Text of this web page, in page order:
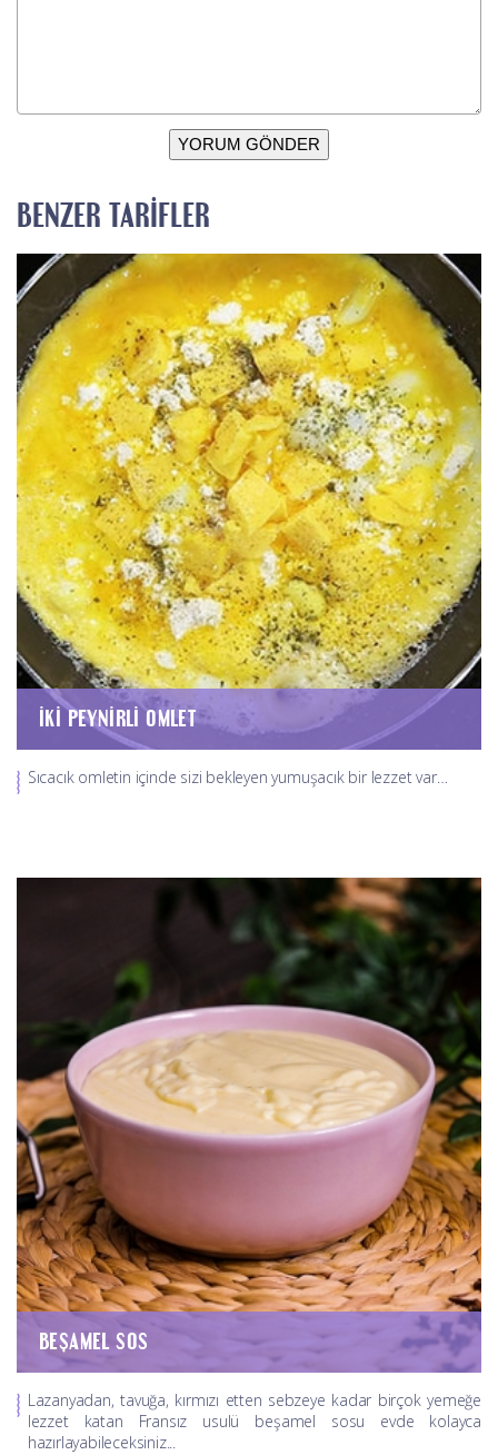
YORUM GÖNDER
BENZER TARIFLER
İKI PEYNIRLI OMLET
Sıcacık omletin içinde sizi bekleyen yumuşacık bir lezzet var…
BEŞAMEL SOS
Lazanyadan, tavuğa, kırmızı etten sebzeye kadar birçok yemeğe
lezzet katan Fransız usulü beşamel sosu evde kolayca
hazırlayabileceksiniz...